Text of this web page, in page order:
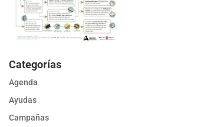
Categorías
Agenda
Ayudas
Campañas